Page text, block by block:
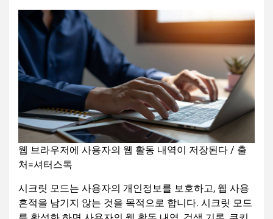
웹 브라우저에 사용자의 웹 활동 내역이 저장된다 / 출
처=셔터스톡
시크릿 모드는 사용자의 개인정보를 보호하고, 웹 사용
흔적을 남기지 않는 것을 목적으로 합니다. 시크릿 모드